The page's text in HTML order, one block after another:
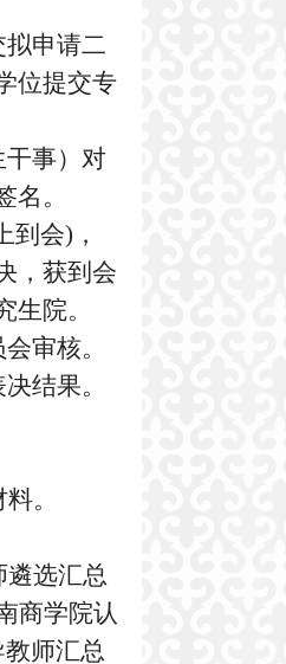
申请二
位提交专
干事）对
。
到会) ，
，获到会
院。
审核。
结果。
。
遴选汇总
商学院认
师汇总